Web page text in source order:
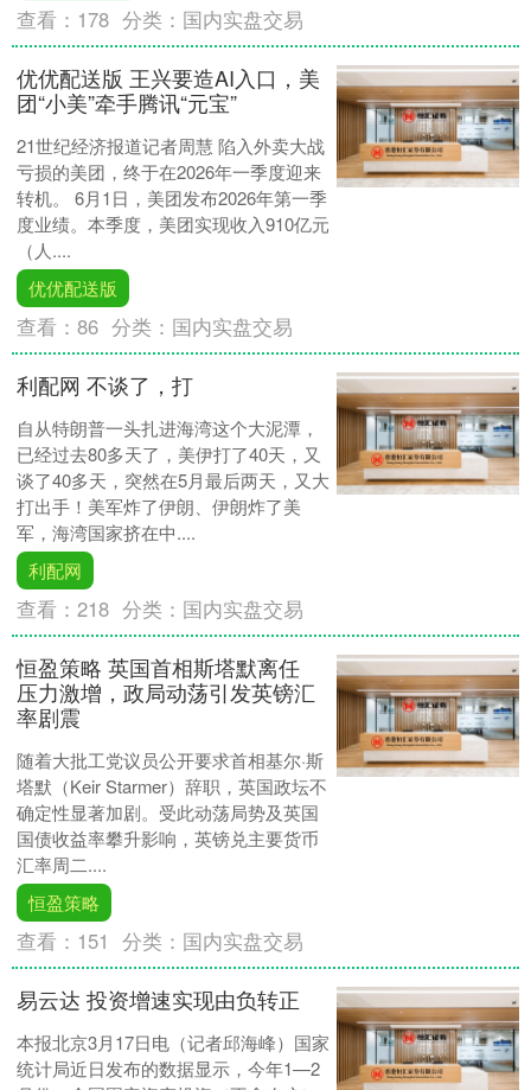
查看： 178 分类： 国内实盘交易
优优配送版 王兴要造AI入口，美
团“小美”牵手腾讯“元宝”
21世纪经济报道记者周慧 陷入外卖大战
亏损的美团，终于在2026年一季度迎来
转机。 6月1日，美团发布2026年第一季
度业绩。本季度，美团实现收入910亿元
（人....
优优配送版
查看：86 分类： 国内实盘交易
利配网 不谈了，打
自从特朗普一头扎进海湾这个大泥潭，
已经过去80多天了，美伊打了40天，又
谈了40多天，突然在5月最后两天，又大
打出手！美军炸了伊朗、伊朗炸了美
军，海湾国家挤在中....
利配网
查看：218 分类： 国内实盘交易
恒盈策略 英国首相斯塔默离任
压力激增，政局动荡引发英镑汇
率剧震
随着大批工党议员公开要求首相基尔·斯
塔默（Keir Starmer）辞职，英国政坛不
确定性显著加剧。受此动荡局势及英国
国债收益率攀升影响，英镑兑主要货币
汇率周二....
恒盈策略
查看： 151 分类： 国内实盘交易
易云达 投资增速实现由负转正
本报北京3月17日电（记者邱海峰）国家
统计局近日发布的数据显示，今年1—2